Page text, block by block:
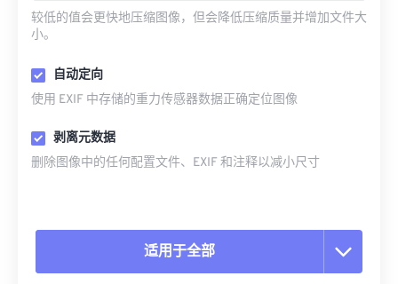
较低的值会更快地压缩图像，但会降低压缩质量并增加文件大
小。
自动定向
使用 EXIF 中存储的重力传感器数据正确定位图像
剥离元数据
删除图像中的任何配置文件、EXIF 和注释以减小尺寸
适用于全部